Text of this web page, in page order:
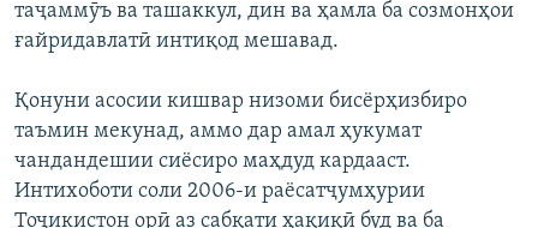
таҷаммӯъ ва ташаккул, дин ва ҳамла ба созмонҳои
ғайридавлатӣ интиқод мешавад.
Қонуни асосии кишвар низоми бисёрҳизбиро
таъмин мекунад, аммо дар амал ҳукумат
чандандешии сиёсиро маҳдуд кардааст.
Интихоботи соли 2006-и раёсатҷумҳурии
Тоҷикистон орӣ аз сабқати ҳақиқӣ буд ва ба